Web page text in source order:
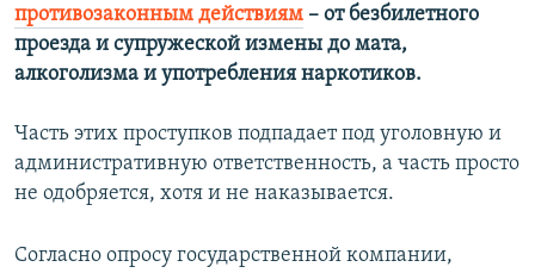
противозаконным действиям – от безбилетного
проезда и супружеской измены до мата,
алкоголизма и употребления наркотиков.
Часть этих проступков подпадает под уголовную и
административную ответственность, а часть просто
не одобряется, хотя и не наказывается.
Согласно опросу государственной компании,